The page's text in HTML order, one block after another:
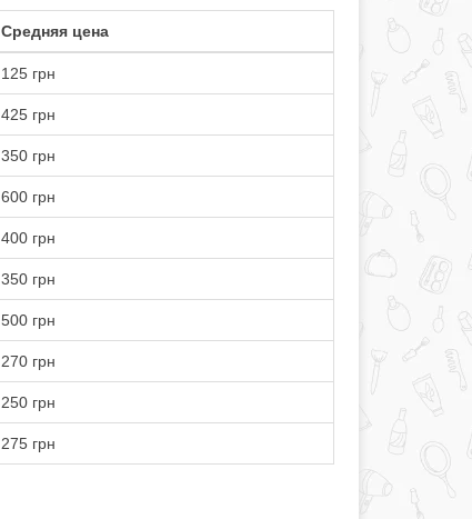
Средняя цена
125 грн
425 грн
350 грн
600 грн
400 грн
350 грн
500 грн
270 грн
250 грн
275 грн